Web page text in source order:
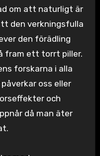
om att naturligt är
den verkningsfulla
den förädling
fram ett torrt piller.
forskarna i alla
oss eller
och
då man äter